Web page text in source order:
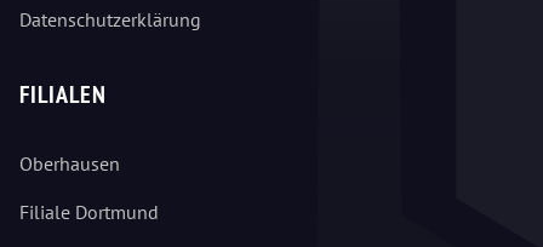
Datenschutzerklärung
FILIALEN
Oberhausen
Filiale Dortmund